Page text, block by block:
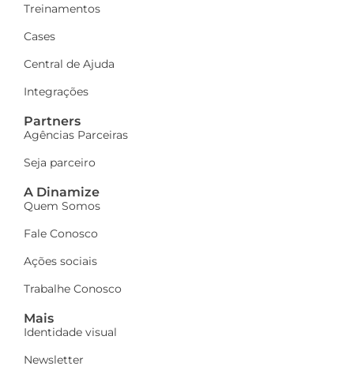
Treinamentos
Cases
Central de Ajuda
Integrações
Partners
Agências Parceiras
Seja parceiro
A Dinamize
Quem Somos
Fale Conosco
Ações sociais
Trabalhe Conosco
Mais
Identidade visual
Newsletter